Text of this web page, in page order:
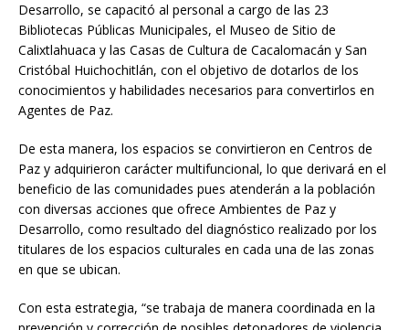
Desarrollo, se capacitó al personal a cargo de las 23
Bibliotecas Públicas Municipales, el Museo de Sitio de
Calixtlahuaca y las Casas de Cultura de Cacalomacán y San
Cristóbal Huichochitlán, con el objetivo de dotarlos de los
conocimientos y habilidades necesarios para convertirlos en
Agentes de Paz.
De esta manera, los espacios se convirtieron en Centros de
Paz y adquirieron carácter multifuncional, lo que derivará en el
beneficio de las comunidades pues atenderán a la población
con diversas acciones que ofrece Ambientes de Paz y
Desarrollo, como resultado del diagnóstico realizado por los
titulares de los espacios culturales en cada una de las zonas
en que se ubican.
Con esta estrategia, “se trabaja de manera coordinada en la